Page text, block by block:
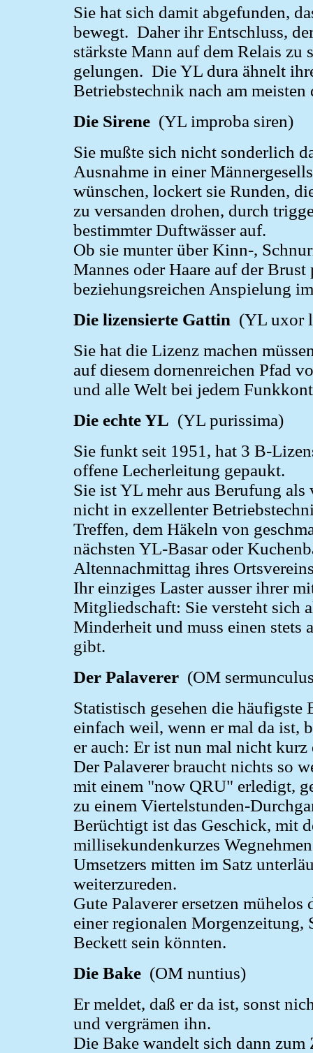
Sie hat sich damit abgefunden,
bewegt. Daher ihr Entschluss,
stärkste Mann auf dem Relais
gelungen. Die YL dura ähnelt
Betriebstechnik nach am
Die Sirene (YL improba siren)
Sie mußte sich nicht sonderlich
Ausnahme in einer
wünschen, lockert sie Runden,
zu versanden drohen, durch
bestimmter Duftwässer auf.
Ob sie munter über Kinn-,
Mannes oder Haare auf der
beziehungsreichen Anspielung
Die lizensierte Gattin (YL uxor
Sie hat die Lizenz machen
auf diesem dornenreichen Pfad
und alle Welt bei jedem
Die echte YL (YL purissima)
Sie funkt seit 1951, hat 3 B-
offene Lecherleitung gepaukt.
Sie ist YL mehr aus Berufung
nicht in exzellenter
Treffen, dem Häkeln von
nächsten YL-Basar oder
Altennachmittag ihres
Ihr einziges Laster ausser ihrer
Mitgliedschaft: Sie versteht sich
Minderheit und muss einen stets
gibt.
Der Palaverer (OM
Statistisch gesehen die häufigste
einfach weil, wenn er mal da ist,
er auch: Er ist nun mal nicht kurz
Der Palaverer braucht nichts so
mit einem "now QRU" erledigt,
zu einem Viertelstunden-
Berüchtigt ist das Geschick, mit
millisekundenkurzes
Umsetzers mitten im Satz
weiterzureden.
Gute Palaverer ersetzen
einer regionalen
Beckett sein könnten.
Die Bake (OM nuntius)
Er meldet, daß er da ist, sonst
und vergrämen ihn.
Die Bake wandelt sich dann zum